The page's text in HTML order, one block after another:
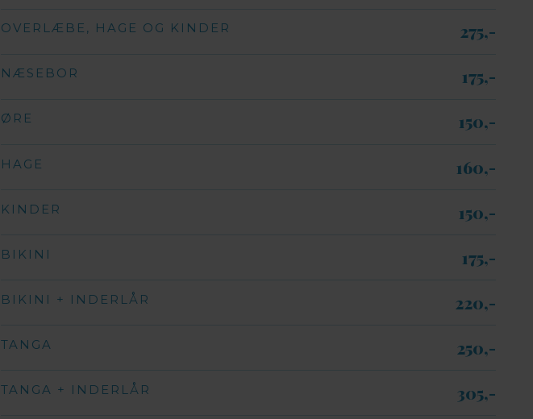
OVERLÆBE, HAGE OG KINDER 275,-​
NÆSEBOR 175,-​
ØRE 150,-​
HAGE 160,-​
KINDER 150,-​
BIKINI 175,-​
BIKINI + INDERLÅR 220,-​
TANGA 250,-​
TANGA + INDERLÅR 305,-​